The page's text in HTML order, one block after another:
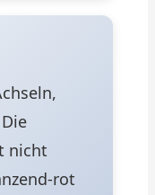
nicht
rot